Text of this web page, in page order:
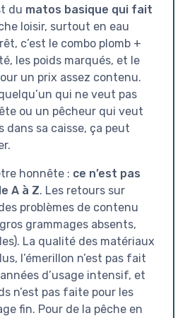
du matos basique qui fait
loisir, surtout en eau
c’est le combo plomb +
les poids marqués, et le
un prix assez contenu.
qui ne veut pas
ou un pêcheur qui veut
dans sa caisse, ça peut
honnête : ce n’est pas
A à Z. Les retours sur
problèmes de contenu
grammages absents,
La qualité des matériaux
l’émerillon n’est pas fait
d’usage intensif, et
n’est pas faite pour les
fin. Pour de la pêche en